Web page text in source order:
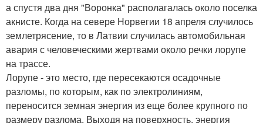
а спустя два дня "Воронка" располагалась около поселка
акнисте. Когда на севере Норвегии 18 апреля случилось
землетрясение, то в Латвии случилась автомобильная
авария с человеческими жертвами около речки лорупе
на трассе.
Лорупе - это место, где пересекаются осадочные
разломы, по которым, как по электролиниям,
переносится земная энергия из еще более крупного по
размеру разлома. Выходя на поверхность, энергия